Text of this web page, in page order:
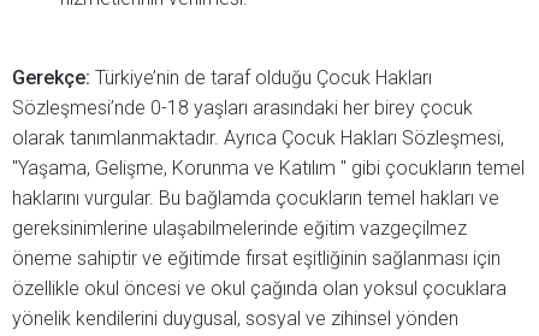
Gerekçe: Türkiye’nin de taraf olduğu Çocuk Hakları
Sözleşmesi’nde 0-18 yaşları arasındaki her birey çocuk
olarak tanımlanmaktadır. Ayrıca Çocuk Hakları Sözleşmesi,
"Yaşama, Gelişme, Korunma ve Katılım " gibi çocukların temel
haklarını vurgular. Bu bağlamda çocukların temel hakları ve
gereksinimlerine ulaşabilmelerinde eğitim vazgeçilmez
öneme sahiptir ve eğitimde fırsat eşitliğinin sağlanması için
özellikle okul öncesi ve okul çağında olan yoksul çocuklara
yönelik kendilerini duygusal, sosyal ve zihinsel yönden